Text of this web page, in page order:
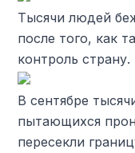
Тысячи людей
после того, как
контроль страну.
В сентябре
пытающихся
пересекли